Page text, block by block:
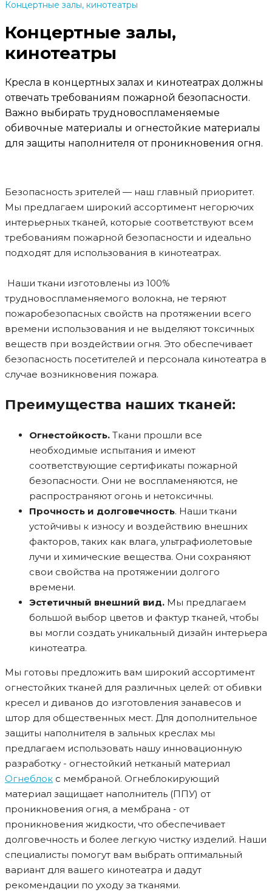
Концертные залы, кинотеатры
Концертные залы,
кинотеатры
Кресла в концертных залах и кинотеатрах должны
отвечать требованиям пожарной безопасности.
Важно выбирать трудновоспламеняемые
обивочные материалы и огнестойкие материалы
для защиты наполнителя от проникновения огня.
Безопасность зрителей — наш главный приоритет.
Мы предлагаем широкий ассортимент негорючих
интерьерных тканей, которые соответствуют всем
требованиям пожарной безопасности и идеально
подходят для использования в кинотеатрах.
Наши ткани изготовлены из 100%
трудновоспламеняемого волокна, не теряют
пожаробезопасных свойств на протяжении всего
времени использования и не выделяют токсичных
веществ при воздействии огня. Это обеспечивает
безопасность посетителей и персонала кинотеатра в
случае возникновения пожара.
Преимущества наших тканей:
Огнестойкость. Ткани прошли все
необходимые испытания и имеют
соответствующие сертификаты пожарной
безопасности. Они не воспламеняются, не
распространяют огонь и нетоксичны.
Прочность и долговечность. Наши ткани
устойчивы к износу и воздействию внешних
факторов, таких как влага, ультрафиолетовые
лучи и химические вещества. Они сохраняют
свои свойства на протяжении долгого
времени.
Эстетичный внешний вид. Мы предлагаем
большой выбор цветов и фактур тканей, чтобы
вы могли создать уникальный дизайн интерьера
кинотеатра.
Мы готовы предложить вам широкий ассортимент
огнестойких тканей для различных целей: от обивки
кресел и диванов до изготовления занавесов и
штор для общественных мест. Для дополнительное
защиты наполнителя в зальных креслах мы
предлагаем использовать нашу инновационную
разработку - огнестойкий нетканый материал
Огнеблок с мембраной. Огнеблокирующий
материал защищает наполнитель (ППУ) от
проникновения огня, а мембрана - от
проникновения жидкости, что обеспечивает
долговечность и более легкую чистку изделий. Наши
специалисты помогут вам выбрать оптимальный
вариант для вашего кинотеатра и дадут
рекомендации по уходу за тканями.